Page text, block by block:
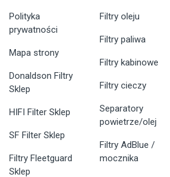
Polityka
prywatności
Mapa strony
Donaldson Filtry
Sklep
HIFI Filter Sklep
SF Filter Sklep
Filtry Fleetguard
Sklep
Filtry oleju
Filtry paliwa
Filtry kabinowe
Filtry cieczy
Separatory
powietrze/olej
Filtry AdBlue /
mocznika